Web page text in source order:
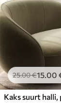
25.00€15.00